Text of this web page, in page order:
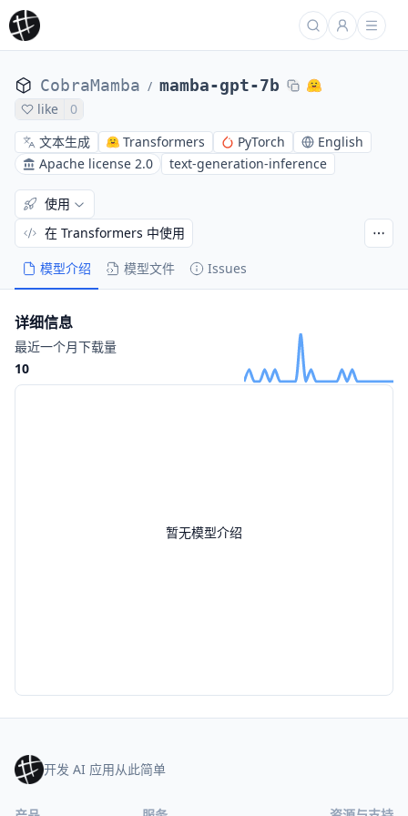
CobraMamba / mamba-gpt-7b
like
0
文本生成
Transformers PyTorch
English
Apache license 2.0
text-generation-inference
模型介绍 模型文件 Issues
使用
在 Transformers 中使用
暂无模型介绍
详细信息
最近一个月下载量
10
开发 AI 应用从此简单